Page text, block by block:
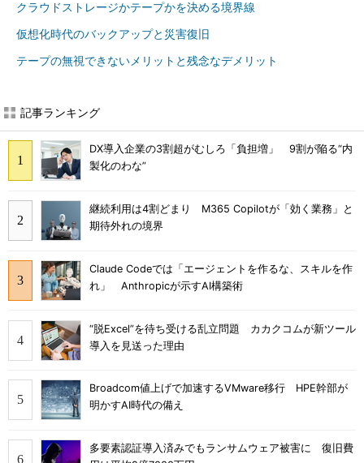
クラウドストレージかテープかを決める境界線
仮想化時代のバックアップと災害復旧
テープの無視できないメリットと残念なデメリット
記事ランキング
DX導入企業の3割超がむしろ「負担増」 9割が陥る“内
製化のわな”
継続利用は4割どまり M365 Copilotが「効く業務」と
期待外れの境界
Claude Codeでは「エージェントを作るな、スキルを作
れ」 Anthropicが示すAI構築術
“脱Excel”を待ち受ける乱立問題 カカクコムが新ツール
導入を見送った理由
Broadcom値上げで加速するVMware移行 HPE幹部が
明かすAI時代の備え
多要素認証導入済みでもランサムウェア被害に 復旧費